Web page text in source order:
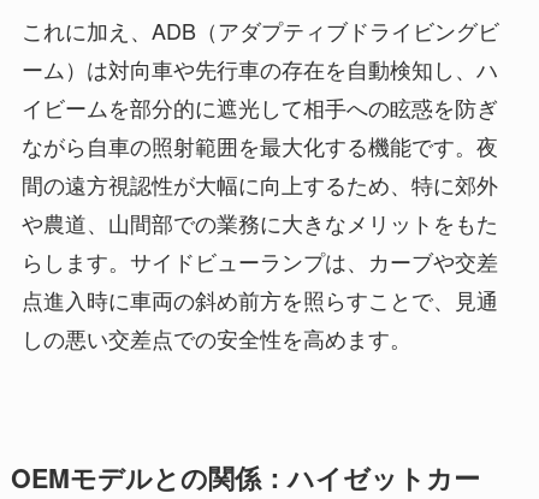
これに加え、ADB（アダプティブドライビングビ
ーム）は対向車や先行車の存在を自動検知し、ハ
イビームを部分的に遮光して相手への眩惑を防ぎ
ながら自車の照射範囲を最大化する機能です。夜
間の遠方視認性が大幅に向上するため、特に郊外
や農道、山間部での業務に大きなメリットをもた
らします。サイドビューランプは、カーブや交差
点進入時に車両の斜め前方を照らすことで、見通
しの悪い交差点での安全性を高めます。
OEMモデルとの関係：ハイゼットカー